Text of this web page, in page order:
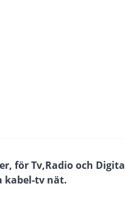
för Tv,Radio och
kabel-tv nät.